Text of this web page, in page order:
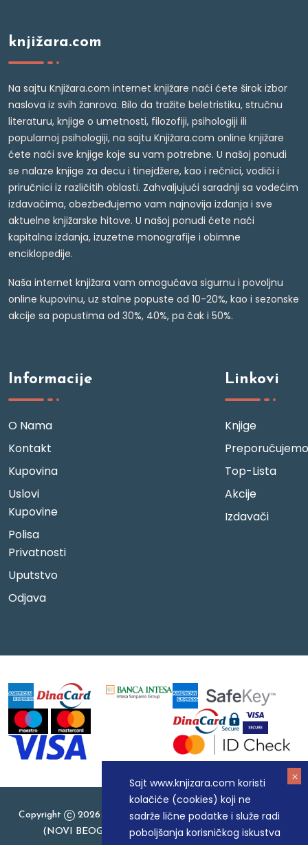
Sajt www.knjizara.com koristi
kolačiće (cookies) koji ne
sadrže lične podatke i služe radi
poboljšanja korisničkog iskustva
knjižara.com
Na sajtu Knjižara.com internet knjižare naći ćete širok izbor
naslova iz svih žanrova. Bilo da tražite beletristiku, stručnu
literaturu, knjige o umetnosti, filozofiji, psihologiji ili
popularnoj psihologiji, na sajtu Knjižara.com online knjižare
ćete naći sve knjige koje su vam potrebne. U našoj ponudi
se nalaze knjige za decu i tinejdžere, kao i rečnici, vodiči i
priručnici iz različitih oblasti. Zahvaljujući saradnji sa vodećim
izdavačima, obezbeđujemo vam najnovija izdanja i sve
aktuelne knjižarske hitove. U našoj ponudi ćete naći
kapitalna izdanja, izuzetne monografije i obimne
enciklopedije.
Naša internet knjižara vam omogućava sigurnu i povoljnu
online kupovinu, uz stalne popuste od 10-20%, kao i sezonske
akcije sa popustima od 30%, 40%, pa čak i 50%.
Informacije
O Nama
Kontakt
Kupovina
Uslovi
Kupovine
Polisa
Privatnosti
Uputstvo
Odjava
Linkovi
Knjige
Preporučujemo
Top-Lista
Akcije
Izdavači
Copyright
2026 Knjizara.com - MAKART DOO BEOGRAD
(NOVI BEOGRAD), PIB: 105184104, MB: 20337524